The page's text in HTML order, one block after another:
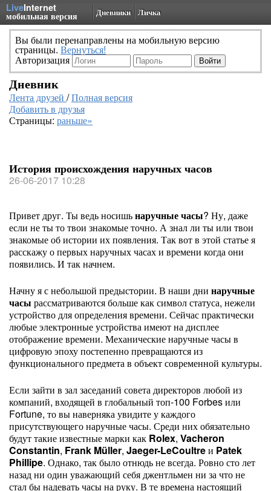
LiveInternet
мобильная версия Дневники Личка
Вы были перенаправлены на мобильную версию
страницы. Вернуться!
Авторизация
Дневник
Лента друзей /Полная версия
Добавить в друзья
Страницы: раньше»
История происхождения наручных часов
26-06-2017 10:28
Привет друг. Ты ведь носишьнаручные часы? Ну, даже
если не ты то твои знакомые точно. А знал ли ты или твои
знакомые об истории их появления. Так вот в этой статье я
расскажу о первых наручных часах и времени когда они
появились. И так начнем.
Начну я с небольшой предыстории. В наши дни наручные
часы рассматриваются больше как символ статуса, нежели
устройство для определения времени. Сейчас практически
любые электронные устройства имеют на дисплее
отображение времени. Механические наручные часы в
цифровую эпоху постепенно превращаются из
функционального предмета в объект современной культуры.
Если зайти в зал заседаний совета директоров любой из
компаний, входящей в глобальный топ-100 Forbes или
Fortune, то вы наверняка увидите у каждого
присутствующего наручные часы. Среди них обязательно
будут такие известные марки как Rolex, Vacheron
Constantin, Frank Müller, Jaeger-LeCoultreи Patek
Phillipe. Однако, так было отнюдь не всегда. Ровно сто лет
назад ни один уважающий себя джентльмен ни за что не
стал бы надевать часы на руку. В те времена настоящий